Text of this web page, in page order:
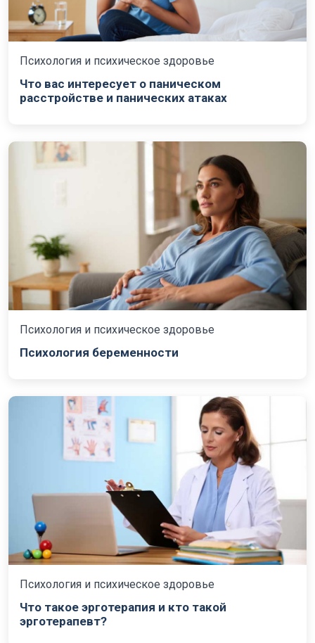
Психология и психическое здоровье
Что вас интересует о паническом
расстройстве и панических атаках
Психология и психическое здоровье
Психология беременности
Психология и психическое здоровье
Что такое эрготерапия и кто такой
эрготерапевт?